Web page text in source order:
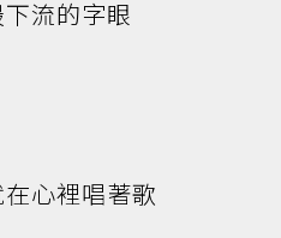
流的字眼
心裡唱著歌